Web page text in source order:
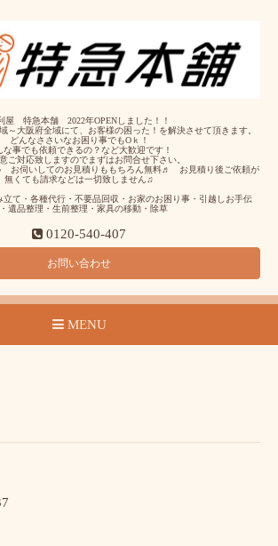
屋 特急本舗 2022年OPENしました！！
～大阪府全域にて、お客様の困った！を解決させて頂きます。
どんなささいなお困り事でもOｋ！
な事でも依頼できるの？など大歓迎です！
ご対応致しますのでまずはお問合せ下さい。
お伺いしてのお見積りももちろん無料♬ お見積り後ご依頼が
無くても請求などは一切致しません♫
立て・各種代行・不要品回収・お家のお困り事・引越しお手伝
遺品整理・生前整理・家具の移動・除草
0120-540-407
お問い合わせ
MENU